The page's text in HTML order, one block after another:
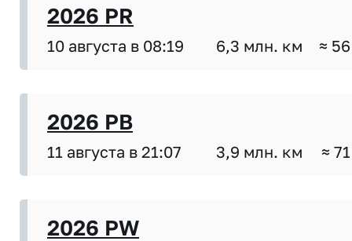
2026 PR
10 августа в 08:19 6,3 млн. км ≈
2026 PB
11 августа в 21:07 3,9 млн. км ≈
2026 PW